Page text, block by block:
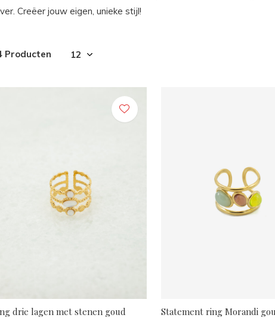
Creëer jouw eigen, unieke stijl!
Producten
drie lagen met stenen goud Statement ring Morandi